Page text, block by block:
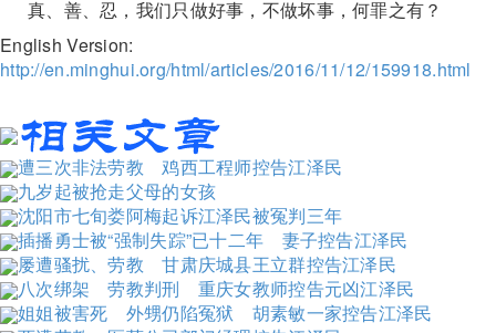
真、善、忍，我们只做好事，不做坏事，何罪之有？
English Version:
http://en.minghui.org/html/articles/2016/11/12/159918.html
遭三次非法劳教 鸡西工程师控告江泽民
九岁起被抢走父母的女孩
沈阳市七旬娄阿梅起诉江泽民被冤判三年
插播勇士被“强制失踪”已十二年 妻子控告江泽民
屡遭骚扰、劳教 甘肃庆城县王立群控告江泽民
八次绑架 劳教判刑 重庆女教师控告元凶江泽民
姐姐被害死 外甥仍陷冤狱 胡素敏一家控告江泽民